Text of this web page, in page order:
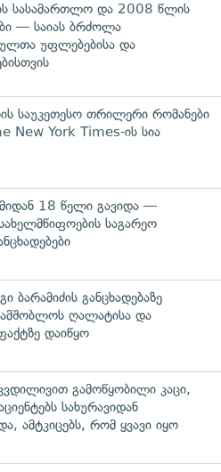
სასამართლო და 2008 წლის
— საიას ბრძოლა
უფლებებისა და
საუკეთესო თრილერი რომანები
New York Times-ის სია
18 წელი გავიდა —
საგარეო
ბარამიძის განცხადებაზე
ღალატისა და
დაიწყო
გამოწყობილი კაცი,
სახურავიდან
ამტკიცებს, რომ ყვავი იყო